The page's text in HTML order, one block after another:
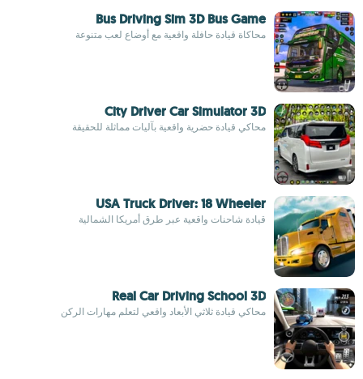
Bus Driving Sim 3D Bus Game
محاكاة قيادة حافلة واقعية مع أوضاع لعب متنوعة
City Driver Car Simulator 3D
محاكي قيادة حضرية واقعية بآليات مماثلة للحقيقة
USA Truck Driver: 18 Wheeler
قيادة شاحنات واقعية عبر طرق أمريكا الشمالية
Real Car Driving School 3D
محاكي قيادة ثلاثي الأبعاد واقعي لتعلم مهارات الركن